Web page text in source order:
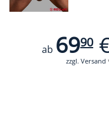
ab 6990
zzgl. Versand